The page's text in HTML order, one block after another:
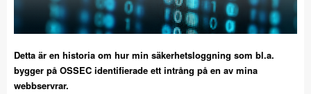
Detta är en historia om hur min säkerhetsloggning som bl.a.
bygger på OSSEC identifierade ett intrång på en av mina
webbservrar.